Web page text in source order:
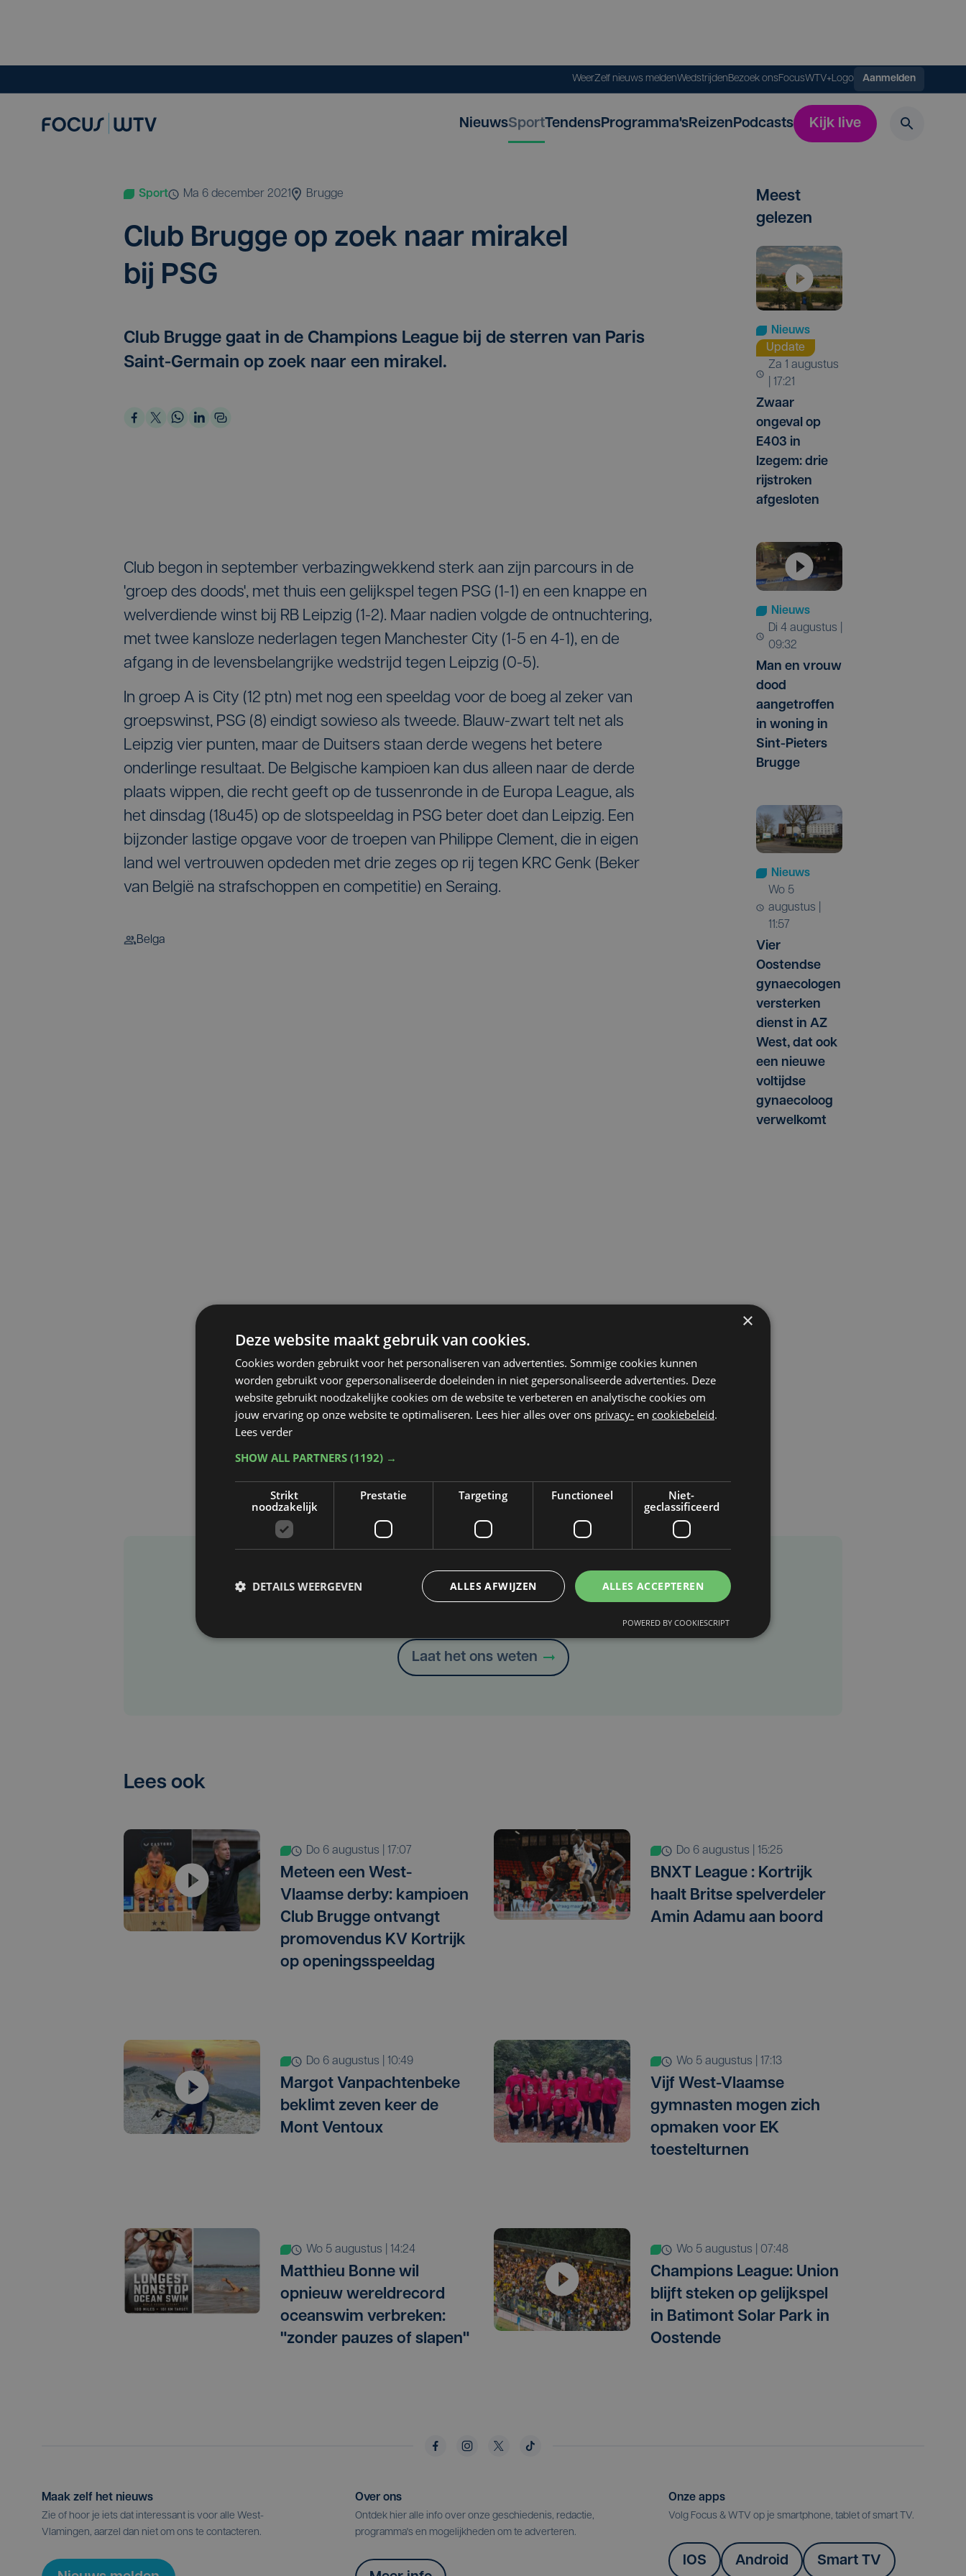
WeerZelf nieuws meldenWedstrijdenBezoek onsFocusWTV+Logo Aanmelden
NieuwsSportTendensProgramma'sReizenPodcasts Kijk live
Sport ma 6 december 2021 Brugge
Club Brug­ge op zoek naar mira­kel
bij PSG
Club Brugge gaat in de Champions League bij de sterren van Paris
Saint-Germain op zoek naar een mirakel.
Club begon in september verbazingwekkend sterk aan zijn parcours in de
'groep des doods', met thuis een gelijkspel tegen PSG (1-1) en een knappe en
welverdiende winst bij RB Leipzig (1-2). Maar nadien volgde de ontnuchtering,
met twee kansloze nederlagen tegen Manchester City (1-5 en 4-1), en de
afgang in de levensbelangrijke wedstrijd tegen Leipzig (0-5).
In groep A is City (12 ptn) met nog een speeldag voor de boeg al zeker van
groepswinst, PSG (8) eindigt sowieso als tweede. Blauw-zwart telt net als
Leipzig vier punten, maar de Duitsers staan derde wegens het betere
onderlinge resultaat. De Belgische kampioen kan dus alleen naar de derde
plaats wippen, die recht geeft op de tussenronde in de Europa League, als
het dinsdag (18u45) op de slotspeeldag in PSG beter doet dan Leipzig. Een
bijzonder lastige opgave voor de troepen van Philippe Clement, die in eigen
land wel vertrouwen opdeden met drie zeges op rij tegen KRC Genk (Beker
van België na strafschoppen en competitie) en Seraing.
Belga
Meest
gelezen
Nieuws
Update
za 1 augustus
| 17:21
Zwaar
ongeval op
E403 in
Izegem: drie
rijstroken
afgesloten
Nieuws
di 4 augustus |
09:32
Man en vrouw
dood
aangetroffen
in woning in
Sint-Pieters
Brugge
Nieuws
wo 5
augustus |
11:57
Vier
Oostendse
gynaecologen
versterken
dienst in AZ
West, dat ook
een nieuwe
voltijdse
gynaecoloog
verwelkomt
Taalfout opgemerkt?
Laat het ons weten
Lees ook
do 6 augustus | 17:07
Meteen een West-
Vlaamse derby: kampioen
Club Brugge ontvangt
promovendus KV Kortrijk
op openingsspeeldag
do 6 augustus | 15:25
BNXT League : Kortrijk
haalt Britse spelverdeler
Amin Adamu aan boord
do 6 augustus | 10:49
Margot Vanpachtenbeke
beklimt zeven keer de
Mont Ventoux
wo 5 augustus | 17:13
Vijf West-Vlaamse
gymnasten mogen zich
opmaken voor EK
toestelturnen
wo 5 augustus | 14:24
Matthieu Bonne wil
opnieuw wereldrecord
oceanswim verbreken:
"zonder pauzes of slapen"
wo 5 augustus | 07:48
Champions League: Union
blijft steken op gelijkspel
in Batimont Solar Park in
Oostende
Maak zelf het nieuws
Zie of hoor je iets dat interessant is voor alle West-
Vlamingen, aarzel dan niet om ons te contacteren.
Over ons
Ontdek hier alle info over onze geschiedenis, redactie,
programma's en mogelijkheden om te adverteren.
Onze apps
Volg Focus & WTV op je smartphone, tablet of smart TV.
IOS Android Smart TV
×
Deze website maakt gebruik van cookies.
Cookies worden gebruikt voor het personaliseren van advertenties. Sommige cookies kunnen
worden gebruikt voor gepersonaliseerde doeleinden in niet gepersonaliseerde advertenties. Deze
website gebruikt noodzakelijke cookies om de website te verbeteren en analytische cookies om
jouw ervaring op onze website te optimaliseren. Lees hier alles over ons privacy- en cookiebeleid.
Lees verder
SHOW ALL PARTNERS (1192) →
Strikt
noodzakelijk
Prestatie Targeting Functioneel
Niet-
geclassificeerd
ALLES ACCEPTEREN
ALLES AFWIJZEN
DETAILS WEERGEVEN
POWERED BY COOKIESCRIPT